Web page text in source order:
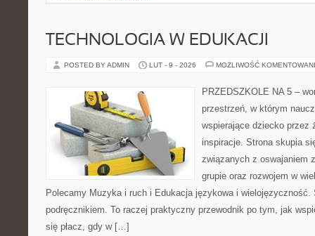
TECHNOLOGIA W EDUKACJI
POSTED BY ADMIN LUT - 9 - 2026 MOŻLIWOŚĆ
PRZEDSZKOLE NA 5 –
przestrzeń, w którym
wspierające dziecko przez
inspiracje. Strona skupia
związanych z oswajaniem
grupie oraz rozwojem w
Polecamy Muzyka i ruch i Edukacja językowa i
podręcznikiem. To raczej praktyczny przewodnik po tym, jak
się płacz, gdy w […]